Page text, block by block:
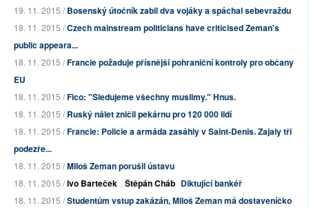
19. 11. 2015 /Bosenský útočník zabil dva vojáky a spáchal sebevraždu
18. 11. 2015 /Czech mainstream politicians have criticised Zeman's
public appeara...
18. 11. 2015 /Francie požaduje přísnější pohraniční kontroly pro občany
EU
18. 11. 2015 /Fico: "Sledujeme všechny muslimy." Hnus.
18. 11. 2015 /Ruský nálet zničil pekárnu pro 120 000 lidí
18. 11. 2015 /Francie: Policie a armáda zasáhly v Saint-Denis. Zajaly tři
podezře...
18. 11. 2015 /Miloš Zeman porušil ústavu
18. 11. 2015 /Ivo Barteček , Štěpán Cháb Diktující bankéř
18. 11. 2015 /Studentům vstup zakázán, Miloš Zeman má dostaveníčko